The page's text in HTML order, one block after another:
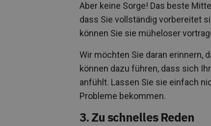
Aber keine Sorge! Das beste
dass Sie vollständig vorbereitet
können Sie sie müheloser
Wir möchten Sie daran erinnern,
können dazu führen, dass sich
anfühlt. Lassen Sie sie einfach
Probleme bekommen.
3. Zu schnelles Reden